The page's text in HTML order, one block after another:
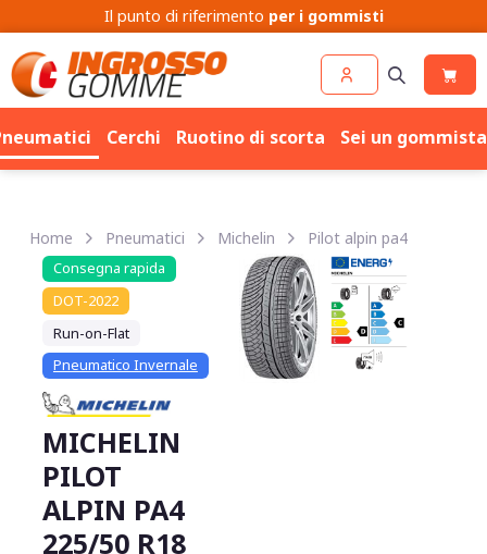
Il punto di riferimento per i gommisti
Cerchi Ruotino di scorta Sei un
Home Pneumatici Michelin Pilot alpin pa4
Consegna rapida
DOT-2022
Run-on-Flat
Pneumatico Invernale
MICHELIN
PILOT
ALPIN PA4
225/50 R18